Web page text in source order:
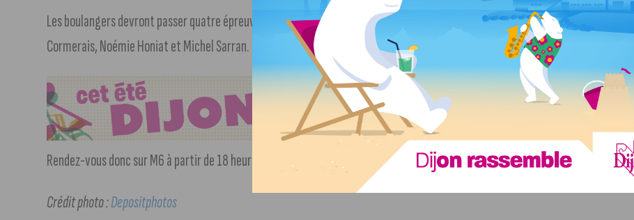
Les boulangers devront passer quatre épreuves pour être départagés devant un jury d’exception, composé de Bruno
Cormerais, Noémie Honiat et Michel Sarran.
Rendez-vous donc sur M6 à partir de 18 heures 30 pour découvrir les deux boulangeries côte d’oriennes !
Crédit photo :Depositphotos